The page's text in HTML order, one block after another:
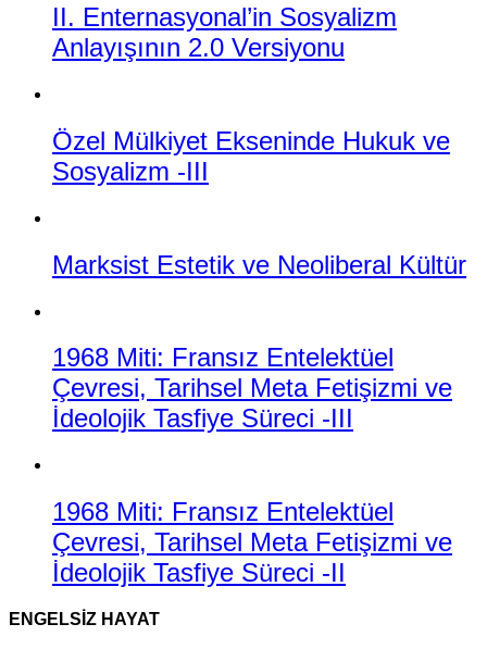
II. Enternasyonal’in Sosyalizm
Anlayışının 2.0 Versiyonu
Özel Mülkiyet Ekseninde Hukuk ve
Sosyalizm -III
Marksist Estetik ve Neoliberal Kültür
1968 Miti: Fransız Entelektüel
Çevresi, Tarihsel Meta Fetişizmi ve
İdeolojik Tasfiye Süreci -III
1968 Miti: Fransız Entelektüel
Çevresi, Tarihsel Meta Fetişizmi ve
İdeolojik Tasfiye Süreci -II
ENGELSIZ HAYAT